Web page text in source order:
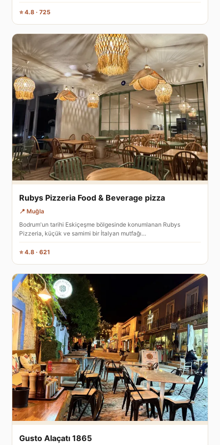
⭐ 4.8 · 725
Rubys Pizzeria Food & Beverage pizza
📍 Muğla
Bodrum'un tarihi Eskiçeşme bölgesinde konumlanan Rubys
Pizzeria, küçük ve samimi bir İtalyan mutfağı…
⭐ 4.8 · 621
Gusto Alaçatı 1865